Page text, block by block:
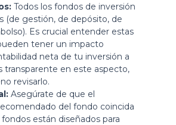
Todos los fondos de inversión
(de gestión, de depósito, de
Es crucial entender estas
tener un impacto
neta de tu inversión a
transparente en este aspecto,
revisarlo.
Asegúrate de que el
del fondo coincida
están diseñados para